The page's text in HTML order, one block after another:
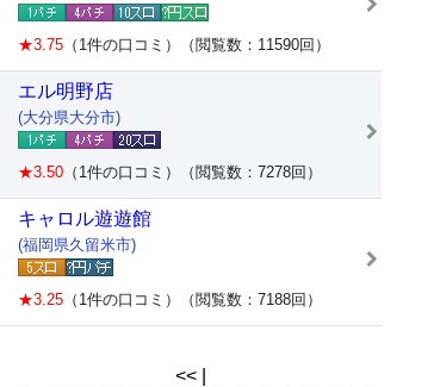
★3.75 （1件の口コミ）（閲覧数：11590回）
エル明野店
(大分県大分市)
★3.50 （1件の口コミ）（閲覧数：7278回）
キャロル遊遊館
(福岡県久留米市)
★3.25 （1件の口コミ）（閲覧数：7188回）
<< |